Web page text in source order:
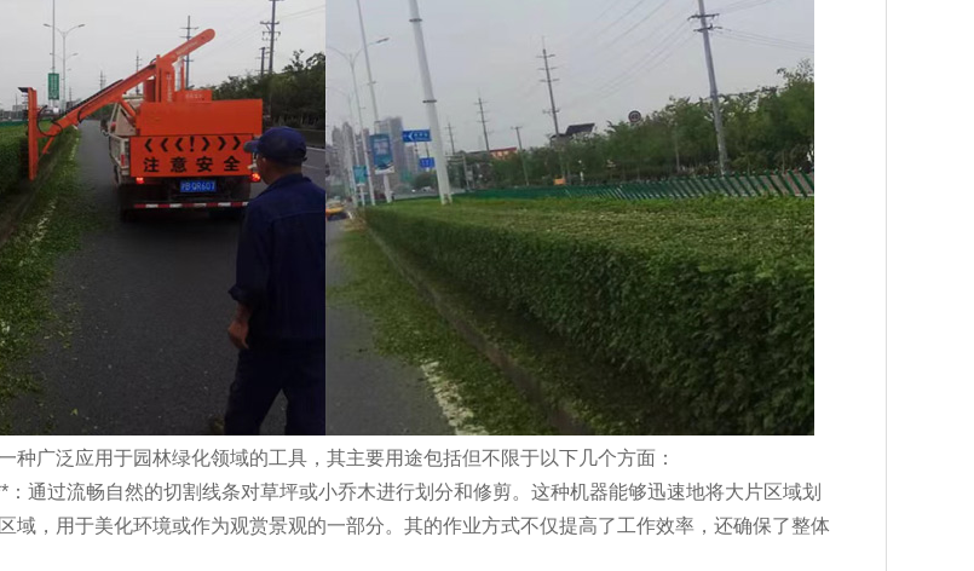
种广泛应用于园林绿化领域的工具，其主要用途包括但不限于以下几个方面：
：通过流畅自然的切割线条对草坪或小乔木进行划分和修剪。这种机器能够迅速地将大片区域划
域，用于美化环境或作为观赏景观的一部分。其的作业方式不仅提高了工作效率，还确保了整体